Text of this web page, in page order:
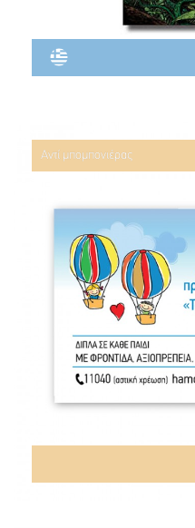
Αντί μπομπονιέρας